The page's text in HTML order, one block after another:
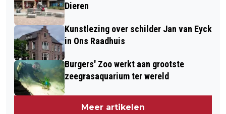
Dieren
Kunstlezing over schilder Jan van Eyck
in Ons Raadhuis
Burgers' Zoo werkt aan grootste
zeegrasaquarium ter wereld
Meer artikelen